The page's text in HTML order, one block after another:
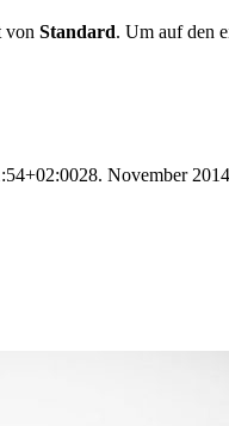
von Standard. Um auf den
28. November 2014